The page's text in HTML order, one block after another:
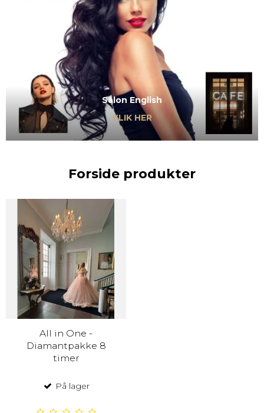
Salon English
KLIK HER
Forside produkter
All in One -
Diamantpakke 8
timer
På lager